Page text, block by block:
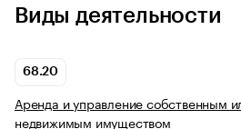
Виды деятельности
68.20
Аренда и управление собственным
недвижимым имуществом